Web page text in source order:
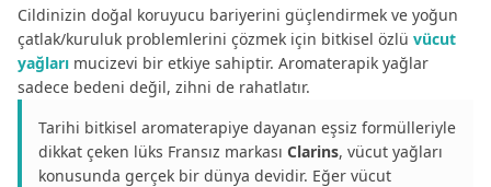
Cildinizin doğal koruyucu bariyerini güçlendirmek ve yoğun
çatlak/kuruluk problemlerini çözmek için bitkisel özlü vücut
yağları mucizevi bir etkiye sahiptir. Aromaterapik yağlar
sadece bedeni değil, zihni de rahatlatır.
Tarihi bitkisel aromaterapiye dayanan eşsiz formülleriyle
dikkat çeken lüks Fransız markası Clarins, vücut yağları
konusunda gerçek bir dünya devidir. Eğer vücut